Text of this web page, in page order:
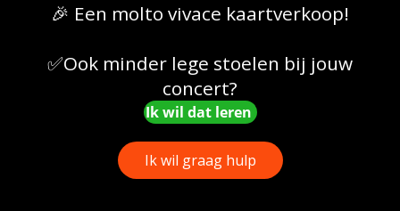
🎉 Een molto vivace kaartverkoop!
✅Ook minder lege stoelen bij jouw
concert?
Ik wil dat leren
Ik wil graag hulp